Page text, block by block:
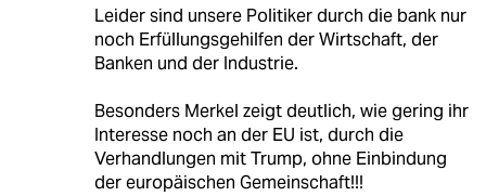
Leider sind unsere Politiker durch die bank nur
noch Erfüllungsgehilfen der Wirtschaft, der
Banken und der Industrie.
Besonders Merkel zeigt deutlich, wie gering ihr
Interesse noch an der EU ist, durch die
Verhandlungen mit Trump, ohne Einbindung
der europäischen Gemeinschaft!!!